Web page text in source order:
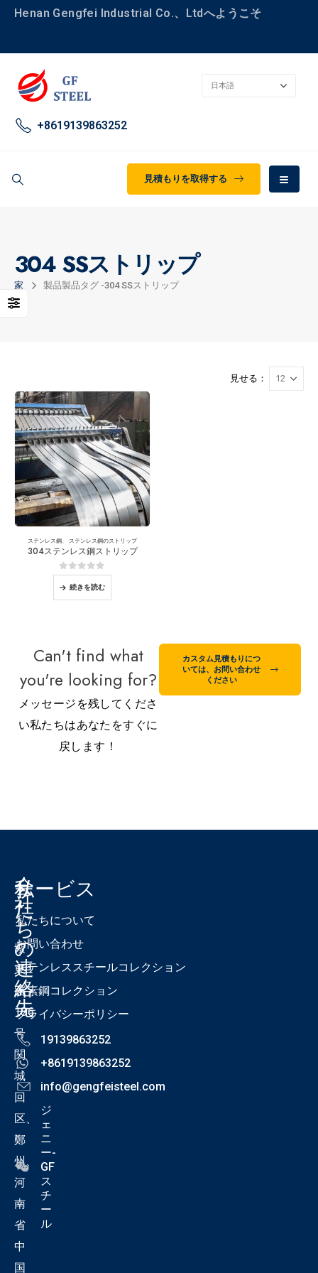
Henan Gengfei Industrial Co.、Ltdへようこそ
+8619139863252
見積もりを取得する
304 SSストリップ
家 製品製品タグ -304 SSストリップ
見せる：
ステンレス鋼、 ステンレス鋼のストリップ
304ステンレス鋼ストリップ
05つのうち
続きを読む
Can't find what
you're looking for?
メッセージを残してくださ
い私たちはあなたをすぐに
戻します！
カスタム見積もりにつ
いては、お問い合わせ
ください
会
社
紫
東
路
186
号
関
城
回
区、
鄭
州、
河
南
省
中
国
私
た
ち
の
連
絡
先
19139863252
+8619139863252
info@gengfeisteel.com
ジ
ェ
ニ
ー-
GF
ス
チ
ー
ル
サービス
私たちについて
お問い合わせ
ステンレススチールコレクション
炭素鋼コレクション
プライバシーポリシー